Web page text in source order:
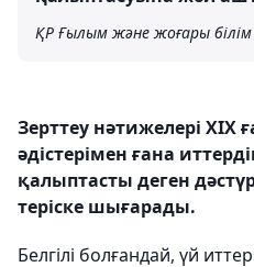
ҚР Ғылым және жоғары білім
Зерттеу нәтижелері XIX
әдістерімен ғана
қалыптасты деген
теріске шығарады.
Белгілі болғандай, үй